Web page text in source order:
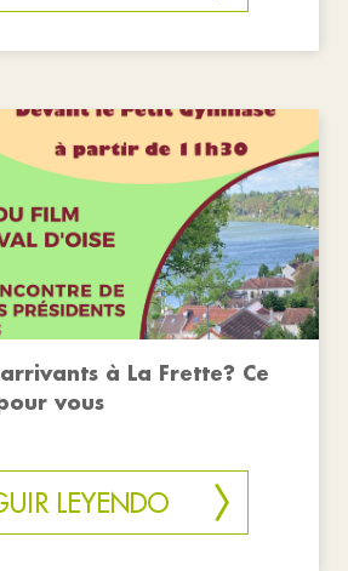
à La Frette? Ce
vous
LEYENDO